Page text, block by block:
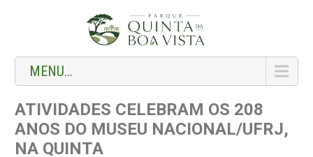
MENU...
ATIVIDADES CELEBRAM OS 208
ANOS DO MUSEU NACIONAL/UFRJ,
NA QUINTA